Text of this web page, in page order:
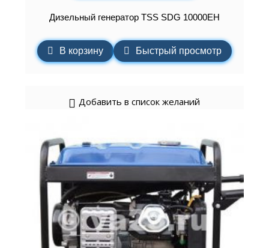
Дизельный генератор TSS SDG 10000EH
В корзину Быстрый просмотр
Добавить в список желаний